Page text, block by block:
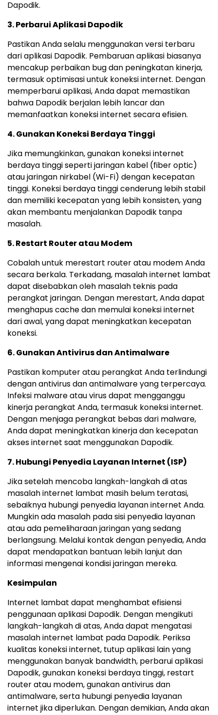
Dapodik.
3. Perbarui Aplikasi Dapodik
Pastikan Anda selalu menggunakan versi terbaru
dari aplikasi Dapodik. Pembaruan aplikasi biasanya
mencakup perbaikan bug dan peningkatan kinerja,
termasuk optimisasi untuk koneksi internet. Dengan
memperbarui aplikasi, Anda dapat memastikan
bahwa Dapodik berjalan lebih lancar dan
memanfaatkan koneksi internet secara efisien.
4. Gunakan Koneksi Berdaya Tinggi
Jika memungkinkan, gunakan koneksi internet
berdaya tinggi seperti jaringan kabel (fiber optic)
atau jaringan nirkabel (Wi-Fi) dengan kecepatan
tinggi. Koneksi berdaya tinggi cenderung lebih stabil
dan memiliki kecepatan yang lebih konsisten, yang
akan membantu menjalankan Dapodik tanpa
masalah.
5. Restart Router atau Modem
Cobalah untuk merestart router atau modem Anda
secara berkala. Terkadang, masalah internet lambat
dapat disebabkan oleh masalah teknis pada
perangkat jaringan. Dengan merestart, Anda dapat
menghapus cache dan memulai koneksi internet
dari awal, yang dapat meningkatkan kecepatan
koneksi.
6. Gunakan Antivirus dan Antimalware
Pastikan komputer atau perangkat Anda terlindungi
dengan antivirus dan antimalware yang terpercaya.
Infeksi malware atau virus dapat mengganggu
kinerja perangkat Anda, termasuk koneksi internet.
Dengan menjaga perangkat bebas dari malware,
Anda dapat meningkatkan kinerja dan kecepatan
akses internet saat menggunakan Dapodik.
7. Hubungi Penyedia Layanan Internet (ISP)
Jika setelah mencoba langkah-langkah di atas
masalah internet lambat masih belum teratasi,
sebaiknya hubungi penyedia layanan internet Anda.
Mungkin ada masalah pada sisi penyedia layanan
atau ada pemeliharaan jaringan yang sedang
berlangsung. Melalui kontak dengan penyedia, Anda
dapat mendapatkan bantuan lebih lanjut dan
informasi mengenai kondisi jaringan mereka.
Kesimpulan
Internet lambat dapat menghambat efisiensi
penggunaan aplikasi Dapodik. Dengan mengikuti
langkah-langkah di atas, Anda dapat mengatasi
masalah internet lambat pada Dapodik. Periksa
kualitas koneksi internet, tutup aplikasi lain yang
menggunakan banyak bandwidth, perbarui aplikasi
Dapodik, gunakan koneksi berdaya tinggi, restart
router atau modem, gunakan antivirus dan
antimalware, serta hubungi penyedia layanan
internet jika diperlukan. Dengan demikian, Anda akan